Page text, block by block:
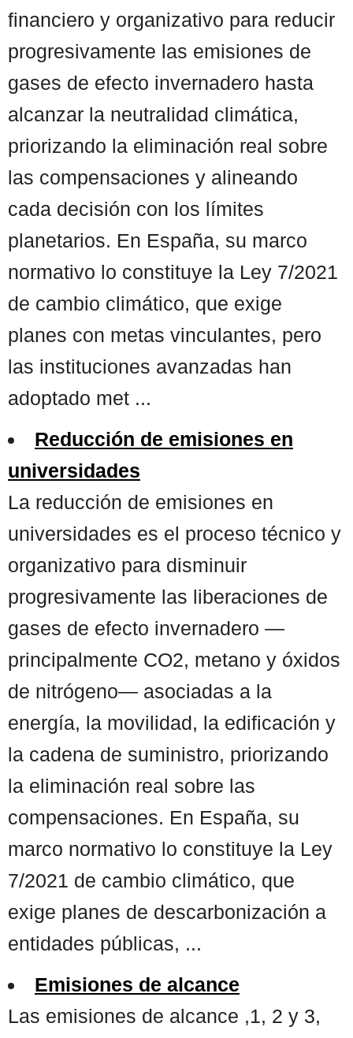
financiero y organizativo para reducir
progresivamente las emisiones de
gases de efecto invernadero hasta
alcanzar la neutralidad climática,
priorizando la eliminación real sobre
las compensaciones y alineando
cada decisión con los límites
planetarios. En España, su marco
normativo lo constituye la Ley 7/2021
de cambio climático, que exige
planes con metas vinculantes, pero
las instituciones avanzadas han
adoptado met ...
Reducción de emisiones en
universidades
La reducción de emisiones en
universidades es el proceso técnico y
organizativo para disminuir
progresivamente las liberaciones de
gases de efecto invernadero —
principalmente CO2, metano y óxidos
de nitrógeno— asociadas a la
energía, la movilidad, la edificación y
la cadena de suministro, priorizando
la eliminación real sobre las
compensaciones. En España, su
marco normativo lo constituye la Ley
7/2021 de cambio climático, que
exige planes de descarbonización a
entidades públicas, ...
Emisiones de alcance
Las emisiones de alcance ,1, 2 y 3,